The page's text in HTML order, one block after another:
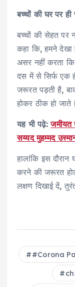
बच्चों की घर पर
बच्‍चों की सेहत पर
कहा कि, हमने देखा
असर नहीं करता
दस में से सिर्फ एक
जरूरत पड़ती है,
होकर ठीक हो जाते
यह भी पढ़े:जमीयत
सय्यद मुहम्मद
हालांकि इस
करने की जरूरत
लक्षण दिखाई दें,
#Corona